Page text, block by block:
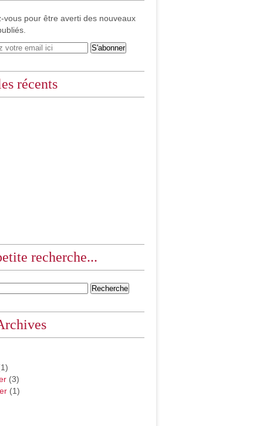
vous pour être averti des nouveaux
récents
recherche...
(3)
(1)